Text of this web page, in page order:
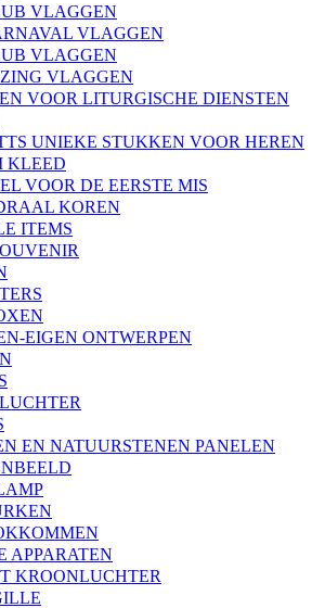
VLAGGEN
VLAGGEN
VLAGGEN
VLAGGEN
VOOR LITURGISCHE DIENSTEN
UNIEKE STUKKEN VOOR HEREN
KLEED
VOOR DE EERSTE MIS
KOREN
ITEMS
EIGEN ONTWERPEN
EN NATUURSTENEN PANELEN
APPARATEN
KROONLUCHTER